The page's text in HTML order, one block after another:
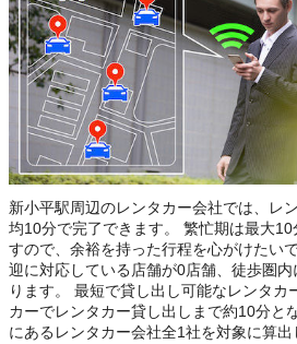
新小平駅周辺のレンタカー会社では、レ
均10分で完了できます。 繁忙期は最大
すので、余裕を持った行程を心がけたい
迎に対応している店舗が0店舗、徒歩圏
ります。 最短で貸し出し可能なレンタカ
カーでレンタカー貸し出しまで約10分と
にあるレンタカー会社全1社を対象に算出